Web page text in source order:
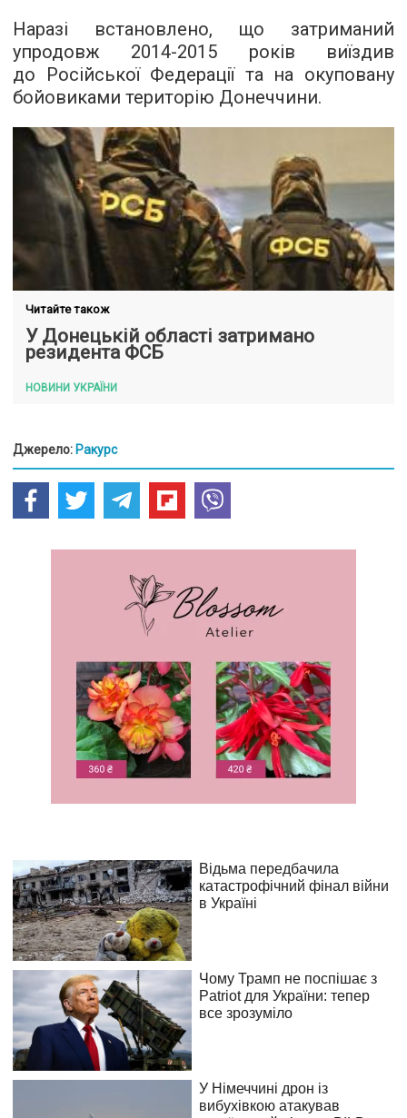
Наразі встановлено, що затриманий
упродовж 2014-2015 років виїздив
до Російської Федерації та на окуповану
бойовиками територію Донеччини.
Читайте також
У Донецькій області затримано
резидента ФСБ
НОВИНИ УКРАЇНИ
Джерело: Ракурс